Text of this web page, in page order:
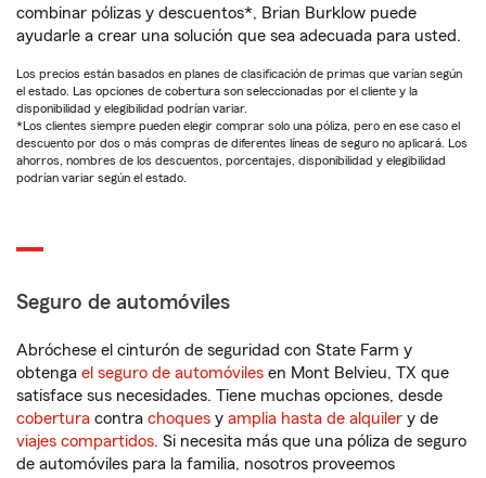
combinar pólizas y descuentos*, Brian Burklow puede
ayudarle a crear una solución que sea adecuada para usted.
Los precios están basados en planes de clasificación de primas que varían según
el estado. Las opciones de cobertura son seleccionadas por el cliente y la
disponibilidad y elegibilidad podrían variar.
*Los clientes siempre pueden elegir comprar solo una póliza, pero en ese caso el
descuento por dos o más compras de diferentes líneas de seguro no aplicará. Los
ahorros, nombres de los descuentos, porcentajes, disponibilidad y elegibilidad
podrían variar según el estado.
Seguro de automóviles
Abróchese el cinturón de seguridad con State Farm y
obtenga el seguro de automóviles en Mont Belvieu, TX que
satisface sus necesidades. Tiene muchas opciones, desde
cobertura contra choques y amplia hasta de alquiler y de
viajes compartidos. Si necesita más que una póliza de seguro
de automóviles para la familia, nosotros proveemos